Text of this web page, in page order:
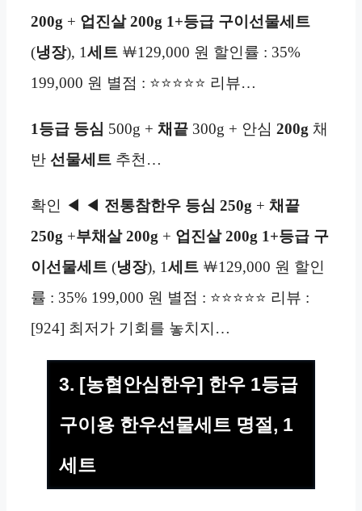
200g + 업진살 200g 1+등급 구이선물세트
(냉장), 1세트 ￦129,000 원 할인률 : 35%
199,000 원 별점 : ⭐⭐⭐⭐⭐ 리뷰…
1등급 등심 500g + 채끝 300g + 안심 200g 채
반 선물세트 추천…
확인 ◀ ◀ 전통참한우 등심 250g + 채끝
250g +부채살 200g + 업진살 200g 1+등급 구
이선물세트 (냉장), 1세트 ￦129,000 원 할인
률 : 35% 199,000 원 별점 : ⭐⭐⭐⭐⭐ 리뷰 :
[924] 최저가 기회를 놓치지…
3. [농협안심한우] 한우 1등급
구이용 한우선물세트 명절, 1
세트